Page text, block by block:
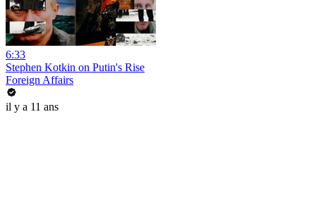
6:33
Stephen Kotkin on Putin's Rise
Foreign Affairs
il y a 11 ans